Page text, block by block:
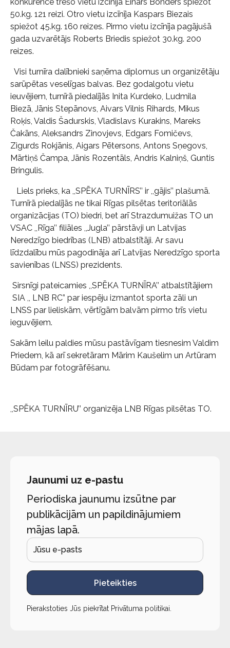
50.kg. 121 reizi. Otro vietu izcīnīja Kaspars Biezais
spiežot 45.kg. 160 reizes. Pirmo vietu izcīnīja pagājušā
gada uzvarētājs Roberts Briedis spiežot 30.kg. 200
reizes.
Visi turnīra dalībnieki saņēma diplomus un organizētāju
sarūpētas veselīgas balvas. Bez godalgotu vietu
ieuvējiem, turnīrā piedalījās Inita Kurdeko, Ludmila
Biezā, Jānis Stepānovs, Aivars Vilnis Rihards, Mikus
Roķis, Valdis Šadurskis, Vladislavs Kurakins, Mareks
Čakāns, Aleksandrs Zinovjevs, Edgars Fomičevs,
Zigurds Rokjānis, Aigars Pētersons, Antons Sņegovs,
Mārtiņš Čampa, Jānis Rozentāls, Andris Kalniņš, Guntis
Bringulis.
Liels prieks, ka ,,SPĒKA TURNĪRS’’ ir ,,gājis’’ plašumā.
Turnīrā piedalījās ne tikai Rīgas pilsētas teritoriālās
organizācijas (TO) biedri, bet arī Strazdumuižas TO un
VSAC ,,Rīga’’ filiāles ,,Jugla’’ pārstāvji un Latvijas
Neredzīgo biedrības (LNB) atbalstītāji. Ar savu
līdzdalību mūs pagodināja arī Latvijas Neredzīgo sporta
savienības (LNSS) prezidents.
Sirsnīgi pateicamies ,,SPĒKA TURNĪRA’’ atbalstītājiem
SIA ,, LNB RC” par iespēju izmantot sporta zāli un
LNSS par lieliskām, vērtīgām balvām pirmo trīs vietu
ieguvējiem.
Sakām leilu paldies mūsu pastāvīgam tiesnesim Valdim
Priedem, kā arī sekretāram Mārim Kaušelim un Artūram
Būdam par fotogrāfēšanu.
,,SPĒKA TURNĪRU’’ organizēja LNB Rīgas pilsētas TO.
Jaunumi uz e-pastu
Periodiska jaunumu izsūtne par
publikācijām un papildinājumiem
mājas lapā.
Pieteikties
Pierakstoties Jūs piekrītat Privātuma politikai